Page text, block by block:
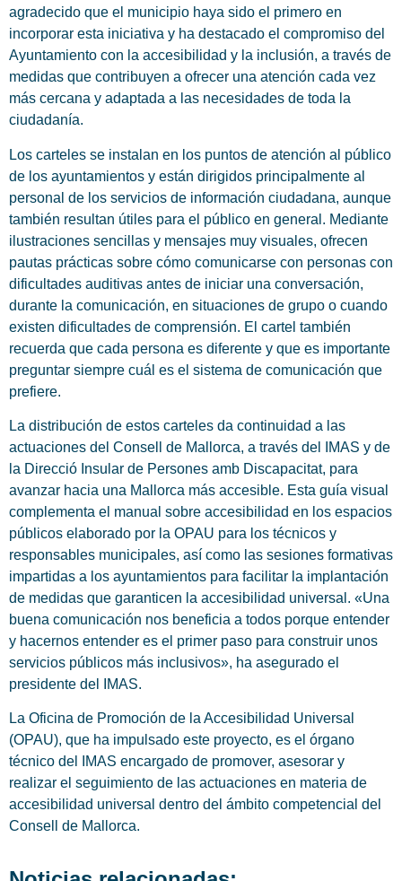
agradecido que el municipio haya sido el primero en
incorporar esta iniciativa y ha destacado el compromiso del
Ayuntamiento con la accesibilidad y la inclusión, a través de
medidas que contribuyen a ofrecer una atención cada vez
más cercana y adaptada a las necesidades de toda la
ciudadanía.
Los carteles se instalan en los puntos de atención al público
de los ayuntamientos y están dirigidos principalmente al
personal de los servicios de información ciudadana, aunque
también resultan útiles para el público en general. Mediante
ilustraciones sencillas y mensajes muy visuales, ofrecen
pautas prácticas sobre cómo comunicarse con personas con
dificultades auditivas antes de iniciar una conversación,
durante la comunicación, en situaciones de grupo o cuando
existen dificultades de comprensión. El cartel también
recuerda que cada persona es diferente y que es importante
preguntar siempre cuál es el sistema de comunicación que
prefiere.
La distribución de estos carteles da continuidad a las
actuaciones del Consell de Mallorca, a través del IMAS y de
la Direcció Insular de Persones amb Discapacitat, para
avanzar hacia una Mallorca más accesible. Esta guía visual
complementa el manual sobre accesibilidad en los espacios
públicos elaborado por la OPAU para los técnicos y
responsables municipales, así como las sesiones formativas
impartidas a los ayuntamientos para facilitar la implantación
de medidas que garanticen la accesibilidad universal. «Una
buena comunicación nos beneficia a todos porque entender
y hacernos entender es el primer paso para construir unos
servicios públicos más inclusivos», ha asegurado el
presidente del IMAS.
La Oficina de Promoción de la Accesibilidad Universal
(OPAU), que ha impulsado este proyecto, es el órgano
técnico del IMAS encargado de promover, asesorar y
realizar el seguimiento de las actuaciones en materia de
accesibilidad universal dentro del ámbito competencial del
Consell de Mallorca.